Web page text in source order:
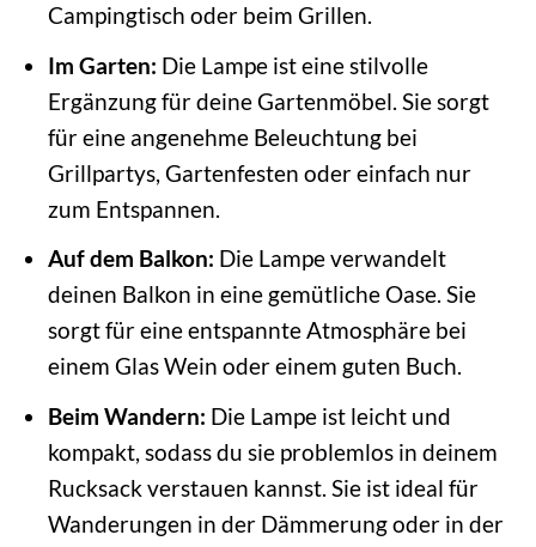
Campingtisch oder beim Grillen.
Im Garten: Die Lampe ist eine stilvolle
Ergänzung für deine Gartenmöbel. Sie sorgt
für eine angenehme Beleuchtung bei
Grillpartys, Gartenfesten oder einfach nur
zum Entspannen.
Auf dem Balkon: Die Lampe verwandelt
deinen Balkon in eine gemütliche Oase. Sie
sorgt für eine entspannte Atmosphäre bei
einem Glas Wein oder einem guten Buch.
Beim Wandern: Die Lampe ist leicht und
kompakt, sodass du sie problemlos in deinem
Rucksack verstauen kannst. Sie ist ideal für
Wanderungen in der Dämmerung oder in der